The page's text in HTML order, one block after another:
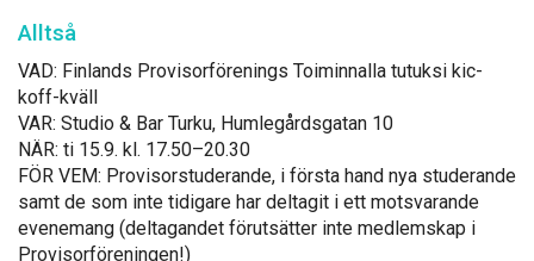
Alltså
VAD: Fin­lands Pro­vi­sorfö­re­nings Toi­min­nal­la tu­tuk­si kic­
koff-kväll
VAR: Stu­dio & Bar Tur­ku, Hum­legårds­ga­tan 10
NÄR: ti 15.9. kl. 17.50–20.30
FÖR VEM: Pro­vi­sors­tu­de­ran­de, i förs­ta hand nya stu­de­ran­de
samt de som in­te ti­di­ga­re har del­ta­git i ett mots­va­ran­de
eve­ne­mang (del­ta­gan­det fö­rut­sät­ter in­te med­lems­kap i
Pro­vi­sorfö­re­nin­gen!)